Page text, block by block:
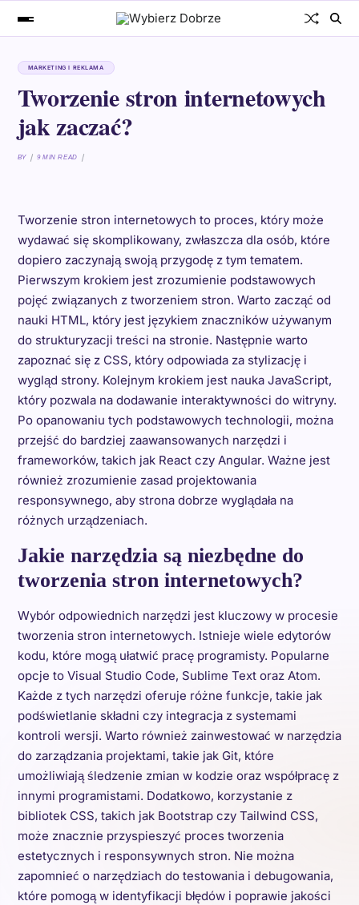
MARKETING I REKLAMA
Tworzenie stron internetowych
jak zaczać?
BY 9 MIN READ
Tworzenie stron internetowych to proces, który może
wydawać się skomplikowany, zwłaszcza dla osób, które
dopiero zaczynają swoją przygodę z tym tematem.
Pierwszym krokiem jest zrozumienie podstawowych
pojęć związanych z tworzeniem stron. Warto zacząć od
nauki HTML, który jest językiem znaczników używanym
do strukturyzacji treści na stronie. Następnie warto
zapoznać się z CSS, który odpowiada za stylizację i
wygląd strony. Kolejnym krokiem jest nauka JavaScript,
który pozwala na dodawanie interaktywności do witryny.
Po opanowaniu tych podstawowych technologii, można
przejść do bardziej zaawansowanych narzędzi i
frameworków, takich jak React czy Angular. Ważne jest
również zrozumienie zasad projektowania
responsywnego, aby strona dobrze wyglądała na
różnych urządzeniach.
Jakie narzędzia są niezbędne do
tworzenia stron internetowych?
Wybór odpowiednich narzędzi jest kluczowy w procesie
tworzenia stron internetowych. Istnieje wiele edytorów
kodu, które mogą ułatwić pracę programisty. Popularne
opcje to Visual Studio Code, Sublime Text oraz Atom.
Każde z tych narzędzi oferuje różne funkcje, takie jak
podświetlanie składni czy integracja z systemami
kontroli wersji. Warto również zainwestować w narzędzia
do zarządzania projektami, takie jak Git, które
umożliwiają śledzenie zmian w kodzie oraz współpracę z
innymi programistami. Dodatkowo, korzystanie z
bibliotek CSS, takich jak Bootstrap czy Tailwind CSS,
może znacznie przyspieszyć proces tworzenia
estetycznych i responsywnych stron. Nie można
zapomnieć o narzędziach do testowania i debugowania,
które pomogą w identyfikacji błędów i poprawie jakości